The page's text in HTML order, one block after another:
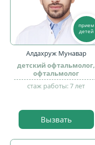
прием
детей
Алдахруж Мунавар
детский офтальмолог,
офтальмолог
стаж работы: 7 лет
Вызвать